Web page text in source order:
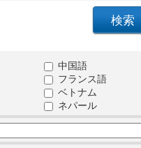
中国語
フランス語
ベトナム
ネパール